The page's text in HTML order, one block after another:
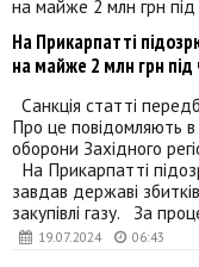
19.07.2024 06:43
На Прикарпатті
на майже 2 млн грн під
Санкція статті
Про це повідомляють в
оборони Західного
На Прикарпатті
завдав державі
закупівлі газу. За